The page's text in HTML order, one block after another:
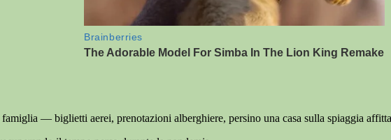
famiglia — biglietti aerei, prenotazioni alberghiere, persino una casa sulla spiaggia